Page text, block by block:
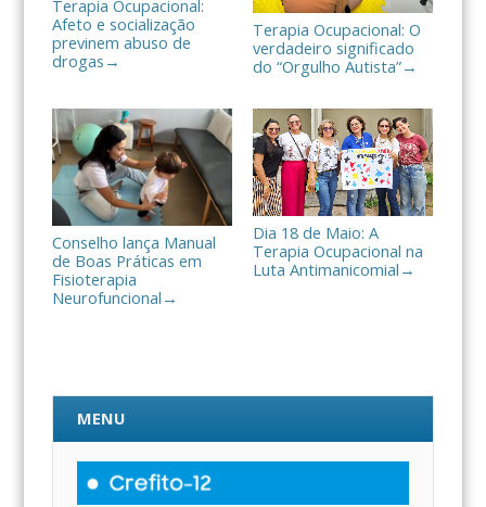
Terapia Ocupacional:
Afeto e socialização
previnem abuso de
drogas →
Terapia Ocupacional: O
verdadeiro significado
do “Orgulho Autista”→
Conselho lança Manual
de Boas Práticas em
Fisioterapia
Neurofuncional →
Dia 18 de Maio: A
Terapia Ocupacional na
Luta Antimanicomial →
MENU